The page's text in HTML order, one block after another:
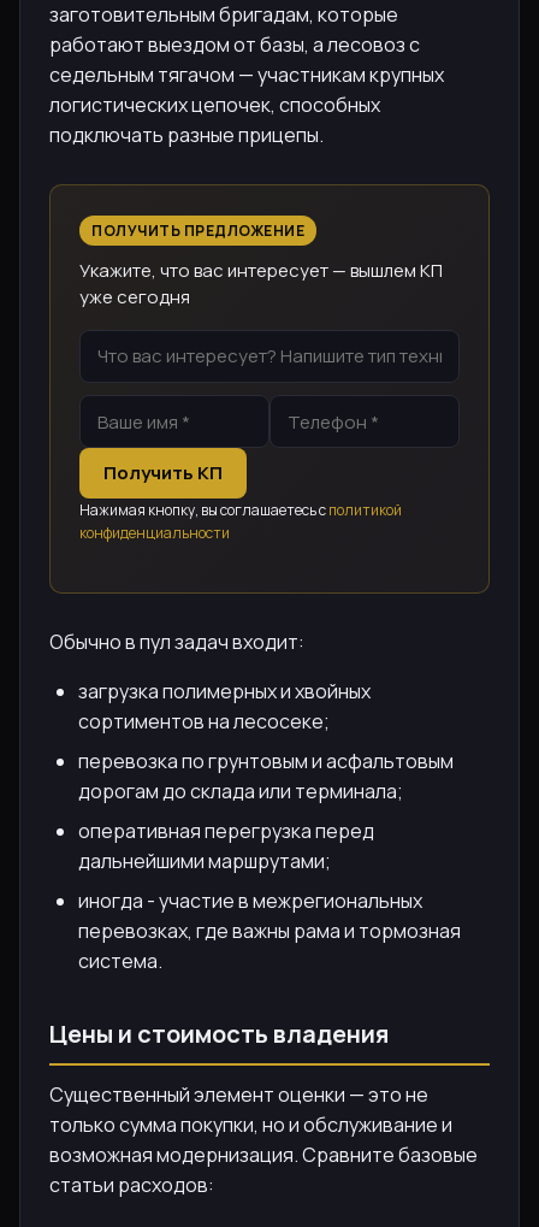
заготовительным бригадам, которые
работают выездом от базы, а лесовоз с
седельным тягачом — участникам крупных
логистических цепочек, способных
подключать разные прицепы.
ПОЛУЧИТЬ ПРЕДЛОЖЕНИЕ
Укажите, что вас интересует — вышлем КП
уже сегодня
Получить КП
Нажимая кнопку, вы соглашаетесь сполитикой
конфиденциальности
Обычно в пул задач входит:
загрузка полимерных и хвойных
сортиментов на лесосеке;
перевозка по грунтовым и асфальтовым
дорогам до склада или терминала;
оперативная перегрузка перед
дальнейшими маршрутами;
иногда - участие в межрегиональных
перевозках, где важны рама и тормозная
система.
Цены и стоимость владения
Существенный элемент оценки — это не
только сумма покупки, но и обслуживание и
возможная модернизация. Сравните базовые
статьи расходов: